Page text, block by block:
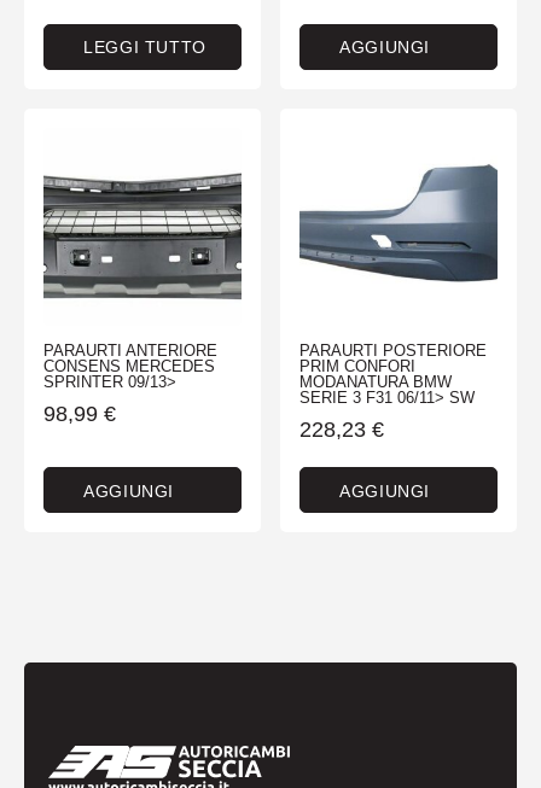
LEGGI TUTTO AGGIUNGI
PARAURTI ANTERIORE
CONSENS MERCEDES
SPRINTER 09/13>
98,99 €
AGGIUNGI
PARAURTI POSTERIORE
PRIM CONFORI
MODANATURA BMW
SERIE 3 F31 06/11> SW
228,23 €
AGGIUNGI